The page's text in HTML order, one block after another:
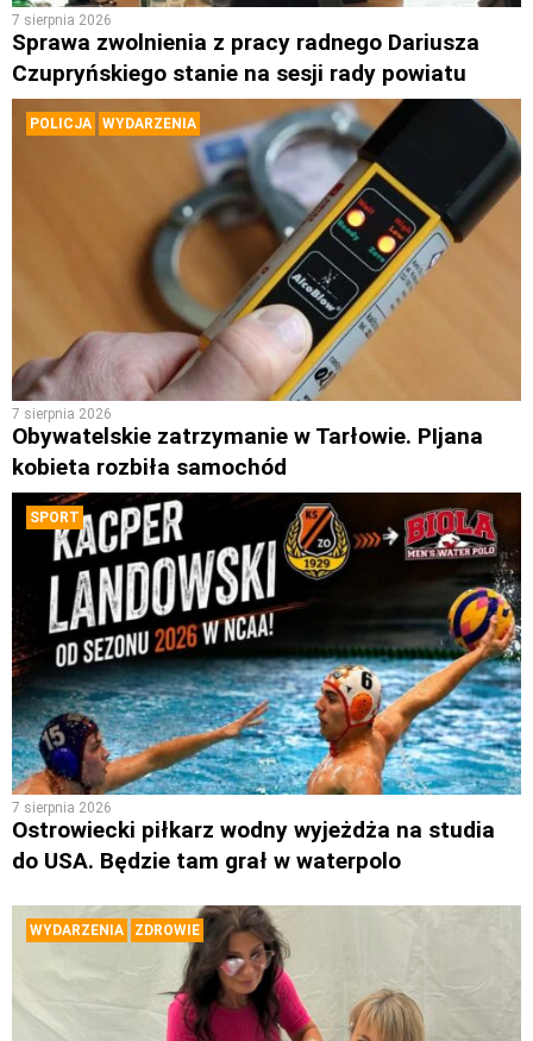
7 sierpnia 2026
Sprawa zwolnienia z pracy radnego Dariusza
Czupryńskiego stanie na sesji rady powiatu
POLICJA WYDARZENIA
7 sierpnia 2026
Obywatelskie zatrzymanie w Tarłowie. PIjana
kobieta rozbiła samochód
SPORT
7 sierpnia 2026
Ostrowiecki piłkarz wodny wyjeżdża na studia
do USA. Będzie tam grał w waterpolo
WYDARZENIA ZDROWIE